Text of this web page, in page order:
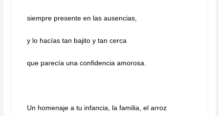
siempre presente en las ausencias,
y lo hacías tan bajito y tan cerca
que parecía una confidencia amorosa.
Un homenaje a tu infancia, la familia, el arroz